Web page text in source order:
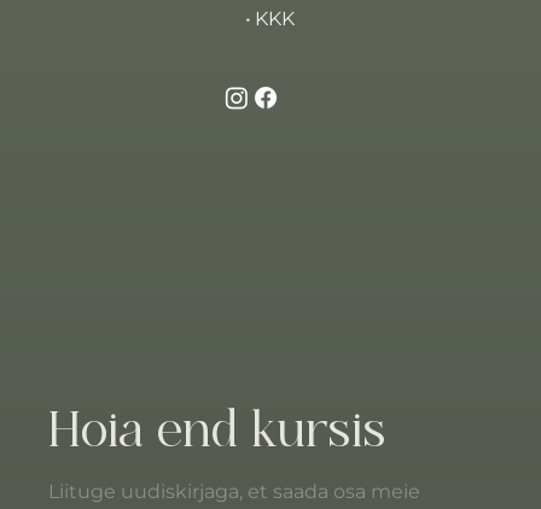
KKK
Hoia end kursis
Liituge uudiskirjaga, et saada osa meie